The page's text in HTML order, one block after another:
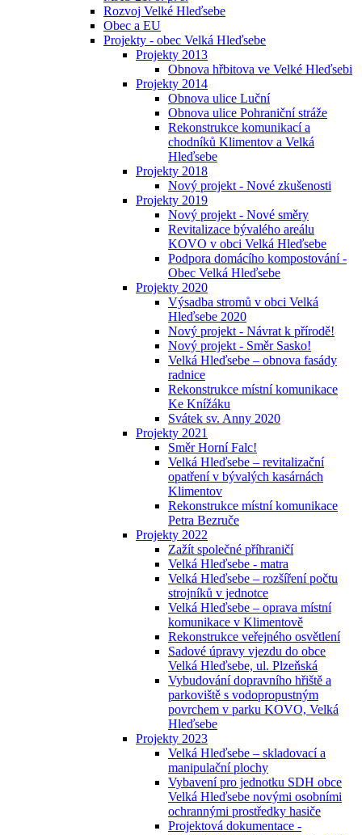
Rozvoj Velké Hleďsebe
Obec a EU
Projekty - obec Velká Hleďsebe
Projekty 2013
Obnova hřbitova ve Velké Hleďsebi
Projekty 2014
Obnova ulice Luční
Obnova ulice Pohraniční stráže
Rekonstrukce komunikací a
chodníků Klimentov a Velká
Hleďsebe
Projekty 2018
Nový projekt - Nové zkušenosti
Projekty 2019
Nový projekt - Nové směry
Revitalizace bývalého areálu
KOVO v obci Velká Hleďsebe
Podpora domácího kompostování -
Obec Velká Hleďsebe
Projekty 2020
Výsadba stromů v obci Velká
Hleďsebe 2020
Nový projekt - Návrat k přírodě!
Nový projekt - Směr Sasko!
Velká Hleďsebe – obnova fasády
radnice
Rekonstrukce místní komunikace
Ke Knížáku
Svátek sv. Anny 2020
Projekty 2021
Směr Horní Falc!
Velká Hleďsebe – revitalizační
opatření v bývalých kasárnách
Klimentov
Rekonstrukce místní komunikace
Petra Bezruče
Projekty 2022
Zažít společné příhraničí
Velká Hleďsebe - matra
Velká Hleďsebe – rozšíření počtu
strojníků v jednotce
Velká Hleďsebe – oprava místní
komunikace v Klimentově
Rekonstrukce veřejného osvětlení
Sadové úpravy vjezdu do obce
Velká Hleďsebe, ul. Plzeňská
Vybudování dopravního hřiště a
parkoviště s vodopropustným
povrchem v parku KOVO, Velká
Hleďsebe
Projekty 2023
Velká Hleďsebe – skladovací a
manipulační plochy
Vybavení pro jednotku SDH obce
Velká Hleďsebe novými osobními
ochrannými prostředky hasiče
Projektová dokumentace -